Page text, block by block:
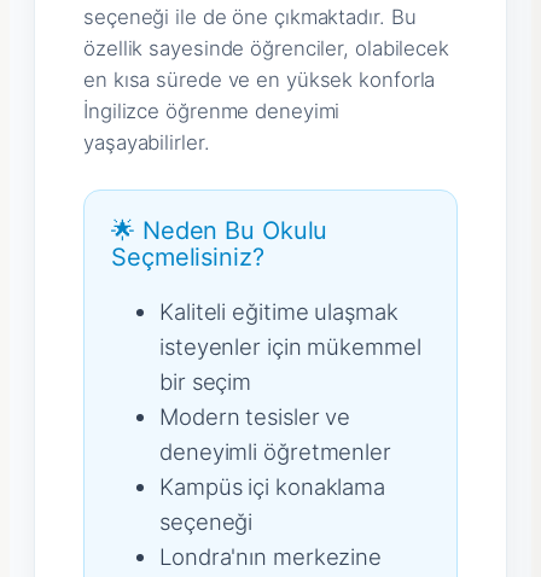
seçeneği ile de öne çıkmaktadır. Bu
özellik sayesinde öğrenciler, olabilecek
en kısa sürede ve en yüksek konforla
İngilizce öğrenme deneyimi
yaşayabilirler.
🌟 Neden Bu Okulu
Seçmelisiniz?
Kaliteli eğitime ulaşmak
isteyenler için mükemmel
bir seçim
Modern tesisler ve
deneyimli öğretmenler
Kampüs içi konaklama
seçeneği
Londra'nın merkezine